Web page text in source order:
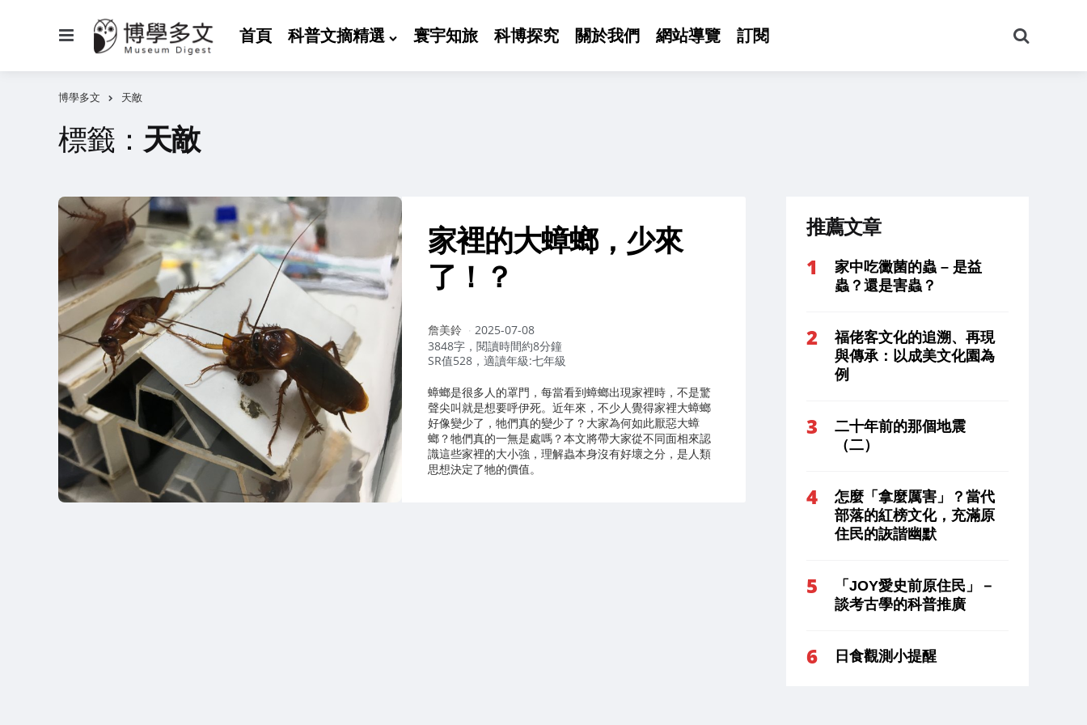
首頁 科普文摘精選 寰宇知旅 科博探究 關於我們 網站導覽 訂閱
尋
博學多文 天敵
標籤： 天敵
家裡的大蟑螂，少來
了！？
作
者：
詹美鈴
2025-07-08
3848字，閱讀時間約8分鐘
SR值528，適讀年級:七年級
蟑螂是很多人的罩門，每當看到蟑螂出現家裡時，不是驚
聲尖叫就是想要呼伊死。近年來，不少人覺得家裡大蟑螂
好像變少了，牠們真的變少了？大家為何如此厭惡大蟑
螂？牠們真的一無是處嗎？本文將帶大家從不同面相來認
識這些家裡的大小強，理解蟲本身沒有好壞之分，是人類
思想決定了牠的價值。
推薦文章
家中吃黴菌的蟲 – 是益
蟲？還是害蟲？
福佬客文化的追溯、再現
與傳承：以成美文化園為
例
二十年前的那個地震
（二）
怎麼「拿麼厲害」？當代
部落的紅榜文化，充滿原
住民的詼諧幽默
「JOY愛史前原住民」－
談考古學的科普推廣
日食觀測小提醒